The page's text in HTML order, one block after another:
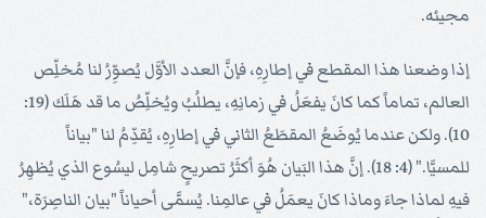
مجيئه.
إذا وضعنا هذا المقطع في إطارِهِ، فإنَّ العدد الأوَّل يُصوِّرُ لنا مُخلِّص
العالم، تماماً كما كانَ يفعَلُ في زمانِهِ، يطلُبُ ويُخلِّصُ ما قد هَلَك (19:
10). ولكن عندما يُوضَعُ المقطَعُ الثاني في إطارِهِ، يُقدِّمُ لنا "بياناً
للمسيَّا." (4: 18). إنَّ هذا البَيان هُوَ أكثَرُ تصريحٍ شامِل ليسُوع الذي يُظهِرُ
فيهِ لماذا جاءَ وماذا كانَ يعمَلُ في عالمِنا. يُسمَّى أحياناً "بيان الناصِرَة،"